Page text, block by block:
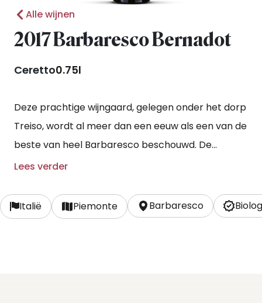
Alle wijnen
2017 Barbaresco Bernadot
Ceretto0.75l
Deze prachtige wijngaard, gelegen onder het dorp
Treiso, wordt al meer dan een eeuw als een van de
beste van heel Barbaresco beschouwd. De
wijngaard is ingesloten door een natuurlijk
creëert. Ceretto bewerkt Bernadot biodynamisch.
Lees verder
Italië Piemonte Barbaresco